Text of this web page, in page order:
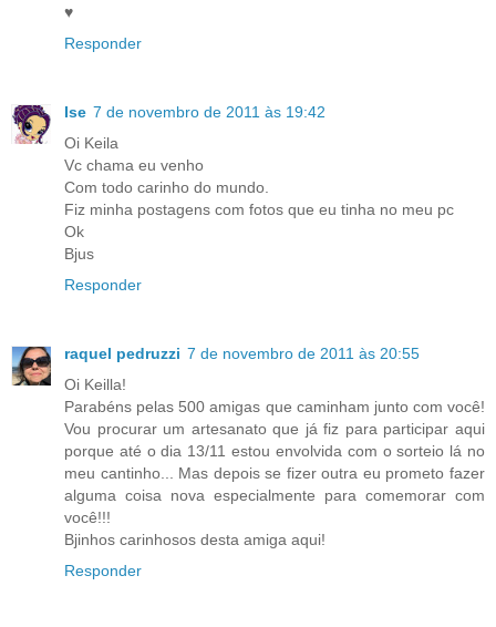
♥
Responder
Ise 7 de novembro de 2011 às 19:42
Oi Keila
Vc chama eu venho
Com todo carinho do mundo.
Fiz minha postagens com fotos que eu tinha no meu pc
Ok
Bjus
Responder
raquel pedruzzi 7 de novembro de 2011 às 20:55
Oi Keilla!
Parabéns pelas 500 amigas que caminham junto com você!
Vou procurar um artesanato que já fiz para participar aqui
porque até o dia 13/11 estou envolvida com o sorteio lá no
meu cantinho... Mas depois se fizer outra eu prometo fazer
alguma coisa nova especialmente para comemorar com
você!!!
Bjinhos carinhosos desta amiga aqui!
Responder